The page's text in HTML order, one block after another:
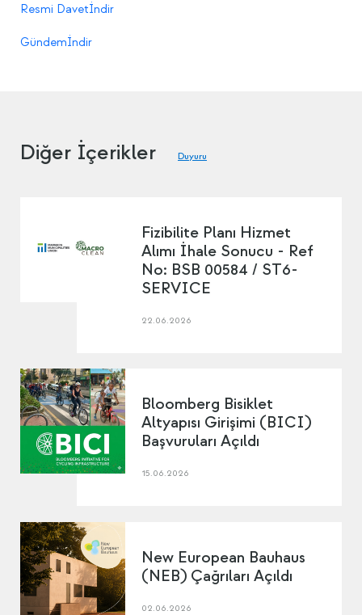
Resmi Davetİndir
Gündemİndir
Diğer İçerikler Duyuru
Fizibilite Planı Hizmet
Alımı İhale Sonucu - Ref
No: BSB 00584 / ST6-
SERVICE
22.06.2026
Bloomberg Bisiklet
Altyapısı Girişimi (BICI)
Başvuruları Açıldı
15.06.2026
New European Bauhaus
(NEB) Çağrıları Açıldı
02.06.2026